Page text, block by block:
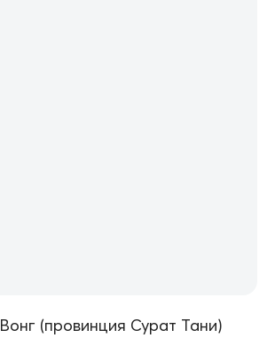
(провинция Сурат Тани)